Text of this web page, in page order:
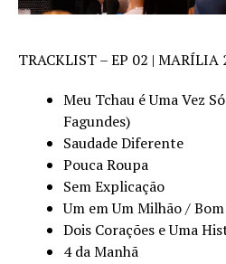
TRACKLIST – EP 02 | MARÍLIA
Meu Tchau é Uma Vez
Fagundes)
Saudade Diferente
Pouca Roupa
Sem Explicação
Um em Um Milhão /
Dois Corações e Uma
4 da Manhã